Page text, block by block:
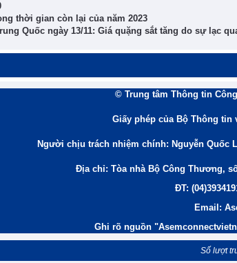
thời gian còn lại của năm 2023
Quốc ngày 13/11: Giá quặng sắt tăng do sự lạc
© Trung tâm Thông tin
Giấy phép của Bộ Thông tin
Người chịu trách nhiệm chính: Nguyễn Quốc
Địa chỉ: Tòa nhà Bộ Công Thương,
ĐT:
Email:
Ghi rõ nguồn
Số lượt